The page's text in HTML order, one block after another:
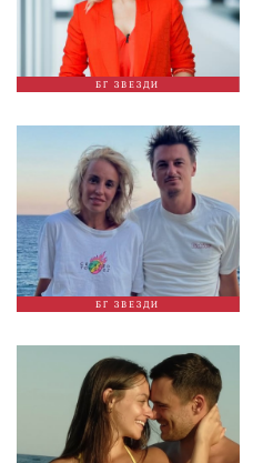
БГ ЗВЕЗДИ
БГ ЗВЕЗДИ